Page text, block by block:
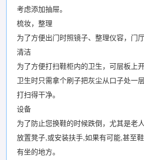
考虑添加抽屉。
梳妆，整理
为了方便出门时照镜子、整理仪容，门
清洁
为了方便打扫鞋柜内的卫生，可层板上
卫生时只需拿个刷子把灰尘从口子处一
打扫得干净。
设备
为了防止您换鞋的时候跌倒，尤其是老
放置凳子,或安装扶手,如果有可能,甚至
有坐的地方。